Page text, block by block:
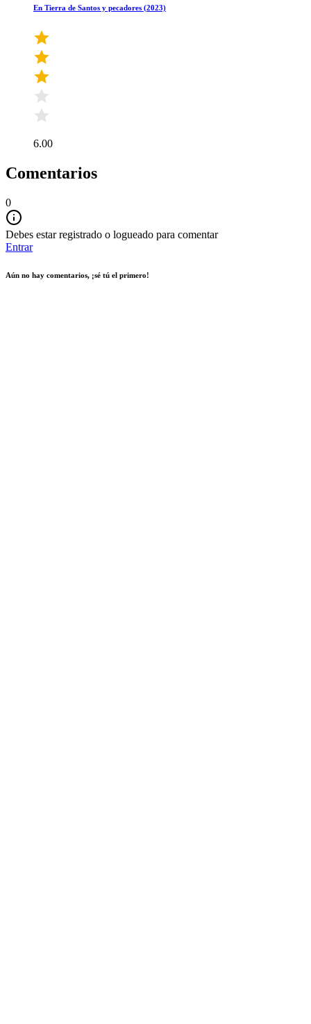
En Tierra de Santos y pecadores (2023)
6.00
Comentarios
0
Debes estar registrado o logueado para comentar
Entrar
Aún no hay comentarios, ¡sé tú el primero!